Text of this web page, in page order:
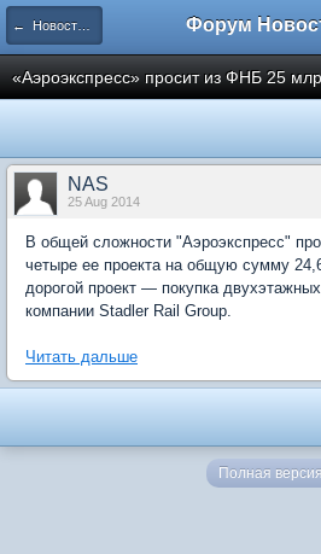
← Новости рынка недвижимости
«Аэроэкспресс» просит из ФНБ 25
NAS
25 Aug 2014
В общей сложности "Аэроэкспресс"
четыре ее проекта на общую сумму
дорогой проект — покупка
компании Stadler Rail Group.
Читать дальше
Полная версия